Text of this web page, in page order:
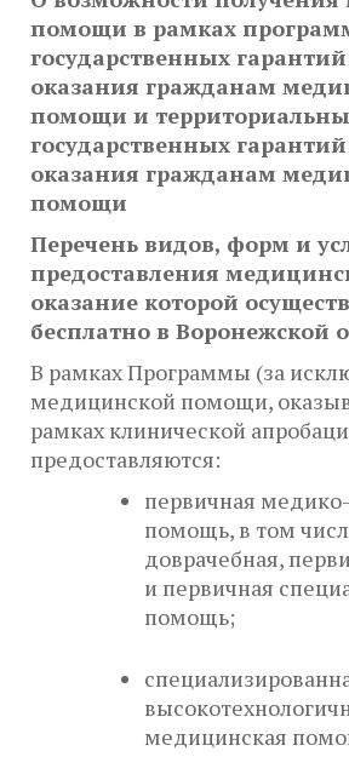
помощи в рамках
государственных
оказания гражданам
помощи и
государственных
оказания гражданам
помощи
Перечень видов, форм и
предоставления
оказание которой
бесплатно в Воронежской
В рамках Программы (за
медицинской помощи,
рамках клинической
предоставляются:
первичная
помощь, в том
доврачебная,
и первичная
помощь;
медицинская